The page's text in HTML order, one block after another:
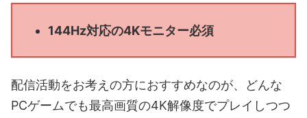
144Hz対応の4Kモニター必須
配信活動をお考えの方におすすめなのが、どんな
PCゲームでも最高画質の4K解像度でプレイしつつ